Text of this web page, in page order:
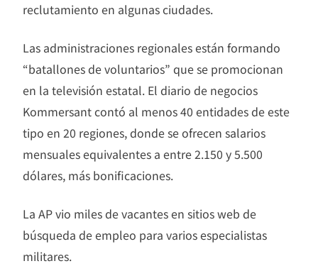
reclutamiento en algunas ciudades.
Las administraciones regionales están formando
“batallones de voluntarios” que se promocionan
en la televisión estatal. El diario de negocios
Kommersant contó al menos 40 entidades de este
tipo en 20 regiones, donde se ofrecen salarios
mensuales equivalentes a entre 2.150 y 5.500
dólares, más bonificaciones.
La AP vio miles de vacantes en sitios web de
búsqueda de empleo para varios especialistas
militares.